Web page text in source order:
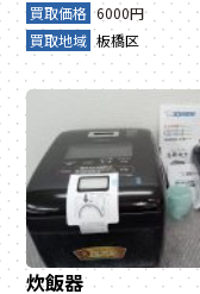
買取価格 6000円
買取地域 板橋区
炊飯器